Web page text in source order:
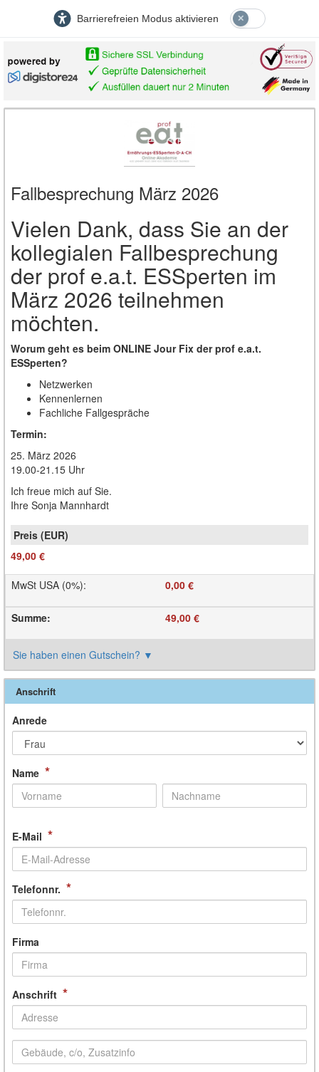
Barrierefreien Modus aktivieren
Fallbesprechung März 2026
Vielen Dank, dass Sie an der
kollegialen Fallbesprechung
der prof e.a.t. ESSperten im
März 2026 teilnehmen
möchten.
Worum geht es beim ONLINE Jour Fix der prof e.a.t.
ESSperten?
Netzwerken
Kennenlernen
Fachliche Fallgespräche
Termin:
25. März 2026
19.00-21.15 Uhr
Ich freue mich auf Sie.
Ihre Sonja Mannhardt
49,00 €
MwSt USA (0%): 0,00 €
Summe: 49,00 €
Sie haben einen Gutschein? ▼
Anschrift
Anrede
Name *
E-Mail *
Telefonnr. *
Firma
Anschrift *